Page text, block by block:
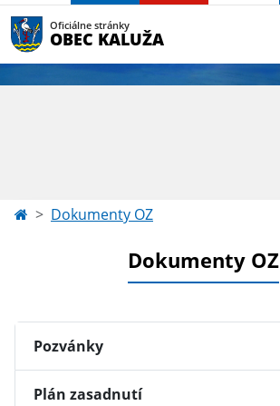
Oficiálne stránky
OBEC KALUŽA
Dokumenty OZ
Dokumenty OZ
Pozvánky
Plán zasadnutí